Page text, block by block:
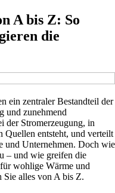
A bis Z: So
die
ein zentraler Bestandteil der
und zunehmend
der Stromerzeugung, in
Quellen entsteht, und verteilt
und Unternehmen. Doch wie
– und wie greifen die
wohlige Wärme und
Sie alles von A bis Z.